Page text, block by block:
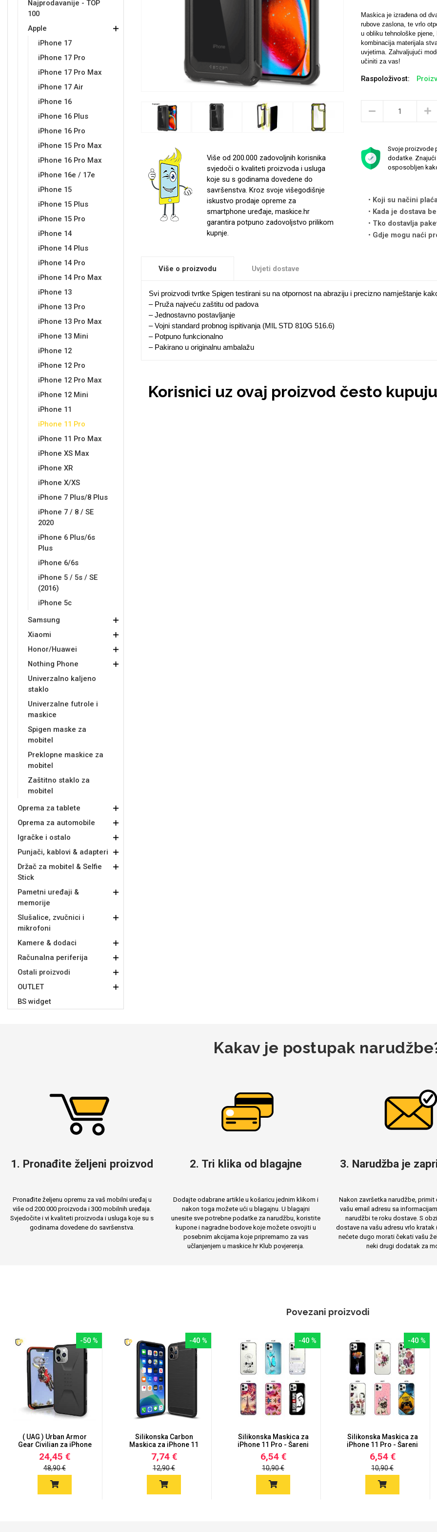
Najprodavanije - TOP
100
Apple
iPhone 17
iPhone 17 Pro
iPhone 17 Pro Max
iPhone 17 Air
iPhone 16
iPhone 16 Plus
iPhone 16 Pro
iPhone 15 Pro Max
iPhone 16 Pro Max
iPhone 16e / 17e
iPhone 15
iPhone 15 Plus
iPhone 15 Pro
iPhone 14
iPhone 14 Plus
iPhone 14 Pro
iPhone 14 Pro Max
iPhone 13
iPhone 13 Pro
iPhone 13 Pro Max
iPhone 13 Mini
iPhone 12
iPhone 12 Pro
iPhone 12 Pro Max
iPhone 12 Mini
iPhone 11
iPhone 11 Pro
iPhone 11 Pro Max
iPhone XS Max
iPhone XR
iPhone X/XS
iPhone 7 Plus/8 Plus
iPhone 7 / 8 / SE
2020
iPhone 6 Plus/6s
Plus
iPhone 6/6s
iPhone 5 / 5s / SE
(2016)
iPhone 5c
Samsung
Xiaomi
Honor/Huawei
Nothing Phone
Univerzalno kaljeno
staklo
Univerzalne futrole i
maskice
Spigen maske za
mobitel
Preklopne maskice za
mobitel
Zaštitno staklo za
mobitel
Oprema za tablete
Oprema za automobile
Igračke i ostalo
Punjači, kablovi & adapteri
Držač za mobitel & Selfie
Stick
Pametni uređaji &
memorije
Slušalice, zvučnici i
mikrofoni
Kamere & dodaci
Računalna periferija
Ostali proizvodi
OUTLET
BS widget
Više od 200.000 zadovoljnih korisnika
svjedoči o kvaliteti proizvoda i usluga
koje su s godinama dovedene do
savršenstva. Kroz svoje višegodišnje
iskustvo prodaje opreme za
smartphone uređaje, maskice.hr
garantira potpuno zadovoljstvo prilikom
kupnje.
Maskica je izrađena od
rubove zaslona, ​​te vrlo
u obliku tehnološke
kombinacija materijala
uvjetima. Zahvaljujući
učiniti za vas!
Raspoloživost:
Svoje proizvode
dodatke.
osposobljen
Koji su načini
Kada je dostava
Tko dostavlja
Gdje mogu naći
Više o proizvodu Uvjeti dostave
Svi proizvodi tvrtke Spigen testirani su na otpornost na abraziju i precizno namještanje
– Pruža najveću zaštitu od padova
– Jednostavno postavljanje
– Vojni standard probnog ispitivanja (MIL STD 810G 516.6)
– Potpuno funkcionalno
– Pakirano u originalnu ambalažu
Korisnici uz ovaj proizvod često kupuju
Kakav je postupak
1. Pronađite željeni proizvod
Pronađite željenu opremu za vaš mobilni uređaj u
više od 200.000 proizvoda i 300 mobilnih uređaja.
Svjedočite i vi kvaliteti proizvoda i usluga koje su s
godinama dovedene do savršenstva.
2. Tri klika od blagajne
Dodajte odabrane artikle u košaricu jednim klikom i
nakon toga možete ući u blagajnu. U blagajni
unesite sve potrebne podatke za narudžbu, koristite
kupone i nagradne bodove koje možete osvojiti u
posebnim akcijama koje pripremamo za vas
učlanjenjem u maskice.hr Klub povjerenja.
3. Narudžba je
Nakon završetka narudžbe, primit
vašu email adresu sa
narudžbi te roku dostave. S
dostave na vašu adresu vrlo kratak
nećete dugo morati čekati vašu
neki drugi dodatak za
Povezani proizvodi
-50 %
( UAG ) Urban Armor
Gear Civilian za iPhone
11...
24,45 €
48,90 €
-40 %
Silikonska Carbon
Maskica za iPhone 11
Pro
7,74 €
12,90 €
-40 %
Silikonska Maskica za
iPhone 11 Pro - Šareni
m...
6,54 €
10,90 €
-40 %
Silikonska Maskica za
iPhone 11 Pro - Šareni
m...
6,54 €
10,90 €
Babe
Croatos Najprodavanije - TOP 100
Unicorn kolekcija
Sleng
Životinjsko carstvo Takeoff
Svemirska kolekcija
Love motivi
Zodiac
Monogrami
Svijet životinja
MarbleMania
Samsung
Punjači za mobitel Spigen maskice
Univerzalne futrole i
maskice
Samsung
Sony LCD Tablet
Držači za romobil
Ostali držači
USB kablovi
AUX kablovi Adapteri za mobitel
FM Transmitteri